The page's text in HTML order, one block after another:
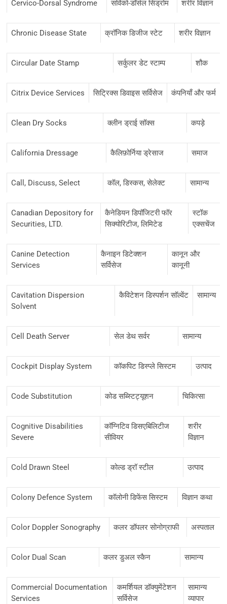
Cervico-Dorsal Syndrome सर्विको-डॉर्सल सिंड्रोम शरीर विज्ञान
Chronic Disease State क्रॉनिक डिजीज स्टेट शरीर विज्ञान
Circular Date Stamp सर्कुलर डेट स्टाम्प शौक
Citrix Device Services सिट्रिक्स डिवाइस सर्विसेज कंपनियाँ और फर्म
Clean Dry Socks क्लीन ड्राई सॉक्स कपड़े
California Dressage कैलिफ़ोर्निया ड्रेसाज समाज
Call, Discuss, Select कॉल, डिस्कस, सेलेक्ट सामान्य
Canadian Depository for
Securities, LTD.
कैनेडियन डिपॉजिटरी फॉर
सिक्योरिटीज, लिमिटेड
स्टॉक
एक्सचेंज
Canine Detection
Services
कैनाइन डिटेक्शन
सर्विसेज
कानून और
कानूनी
Cavitation Dispersion
Solvent
कैविटेशन डिस्पर्शन सॉल्वेंट सामान्य
Cell Death Server सेल डेथ सर्वर सामान्य
Cockpit Display System कॉकपिट डिस्प्ले सिस्टम उत्पाद
Code Substitution कोड सब्स्टिट्यूशन चिकित्सा
Cognitive Disabilities
Severe
कॉग्निटिव डिसएबिलिटीज
सीवियर
शरीर
विज्ञान
Cold Drawn Steel कोल्ड ड्रॉ स्टील उत्पाद
Colony Defence System कॉलोनी डिफेंस सिस्टम विज्ञान कथा
Color Doppler Sonography कलर डॉपलर सोनोग्राफी अस्पताल
Color Dual Scan कलर डुअल स्कैन सामान्य
Commercial Documentation
Services
कमर्शियल डॉक्युमेंटेशन
सर्विसेज
सामान्य
व्यापार